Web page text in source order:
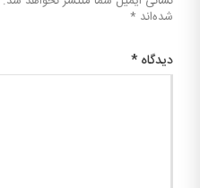
شده‌اند *
دیدگاه *